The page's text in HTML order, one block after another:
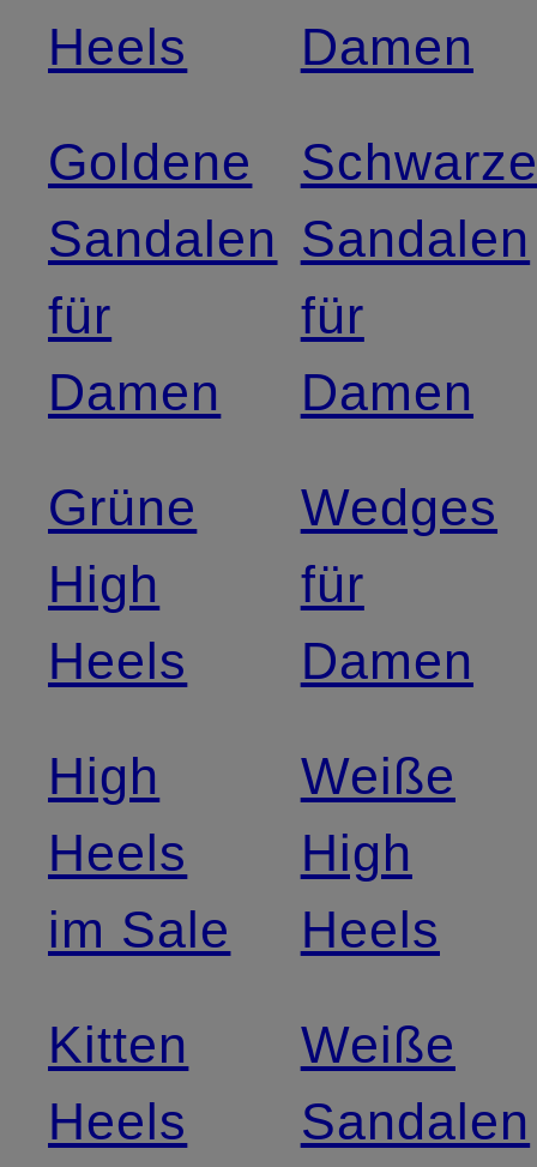
Heels
Goldene
Sandalen
für
Damen
Grüne
High
Heels
High
Heels
im Sale
Kitten
Heels
Damen
Sandalen
für
Damen
Wedges
für
Damen
Weiße
High
Heels
Weiße
Sandalen